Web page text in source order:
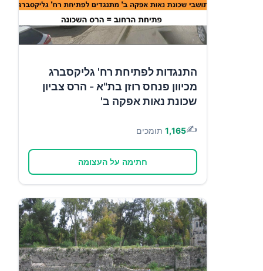
התנגדות לפתיחת רח' גליקסברג
מכיוון פנחס רוזן בת"א - הרס צביון
שכונת נאות אפקה ב'
✍️
1,165 תומכים
חתימה על העצומה